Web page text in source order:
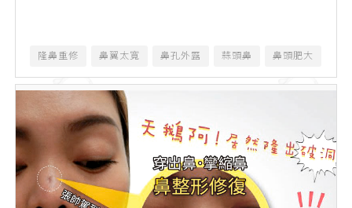
隆鼻重修 鼻翼太寬 鼻孔外露 蒜頭鼻 鼻頭肥大